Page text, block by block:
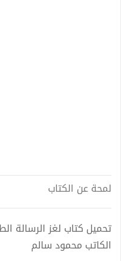
لمحة عن الكتاب
الكاتب محمود سالم